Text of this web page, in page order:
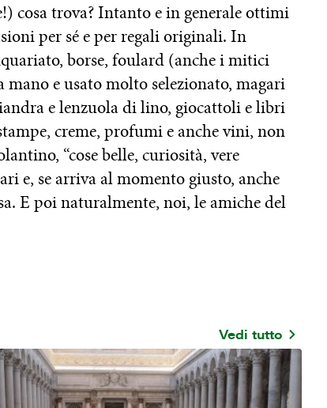
cosa trova? Intanto e in generale ottimi
per sé e per regali originali. In
borse, foulard (anche i mitici
e usato molto selezionato, magari
e lenzuola di lino, giocattoli e libri
creme, profumi e anche vini, non
“cose belle, curiosità, vere
e, se arriva al momento giusto, anche
E poi naturalmente, noi, le amiche del
Vedi tutto